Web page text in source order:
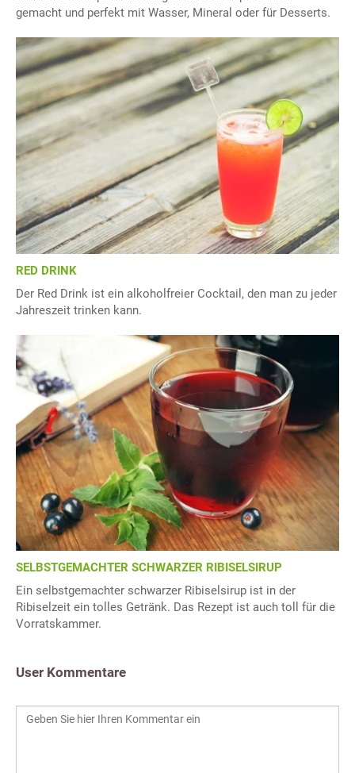
gemacht und perfekt mit Wasser, Mineral oder für Desserts.
RED DRINK
Der Red Drink ist ein alkoholfreier Cocktail, den man zu jeder
Jahreszeit trinken kann.
SELBSTGEMACHTER SCHWARZER RIBISELSIRUP
Ein selbstgemachter schwarzer Ribiselsirup ist in der
Ribiselzeit ein tolles Getränk. Das Rezept ist auch toll für die
Vorratskammer.
User Kommentare